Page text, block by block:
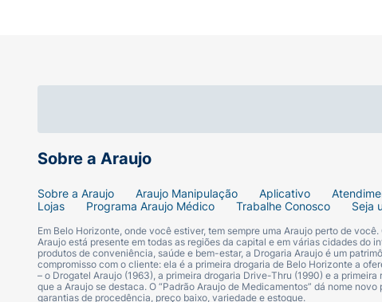
Sobre a Araujo
Sobre a Araujo Araujo Manipulação Aplicativo
Lojas
Programa Araujo Médico Trabalhe Conosco Seja
Em Belo Horizonte, onde você estiver, tem sempre uma Araujo perto de
Araujo está presente em todas as regiões da capital e em várias cidades do
produtos de conveniência, saúde e bem-estar, a Drogaria Araujo é um
compromisso com o cliente: ela é a primeira drogaria de Belo Horizonte a
– o Drogatel Araujo (1963), a primeira drogaria Drive-Thru (1990) e a
que a Araujo se destaca. O “Padrão Araujo de Medicamentos” dá nome
garantias de procedência, preço baixo, variedade e estoque.